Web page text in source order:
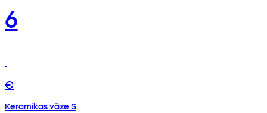
6
€
Keramikas vāze S